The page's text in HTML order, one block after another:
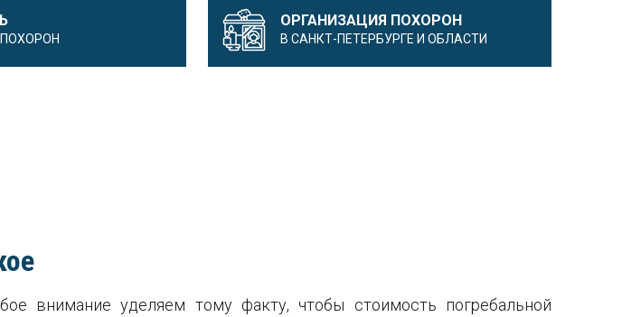
ОРГАНИЗАЦИЯ ПОХОРОН
В САНКТ-ПЕТЕРБУРГЕ И ОБЛАСТИ
внимание уделяем тому факту, чтобы стоимость погребальной